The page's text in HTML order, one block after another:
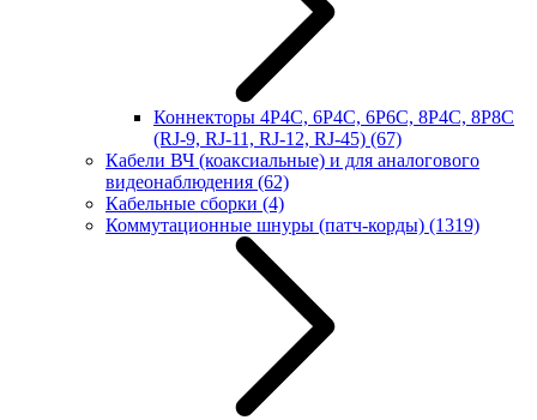
Коннекторы 4P4C, 6P4C, 6P6C, 8P4C, 8P8C
(RJ-9, RJ-11, RJ-12, RJ-45) (67)
Кабели ВЧ (коаксиальные) и для аналогового
видеонаблюдения (62)
Кабельные сборки (4)
Коммутационные шнуры (патч-корды) (1319)